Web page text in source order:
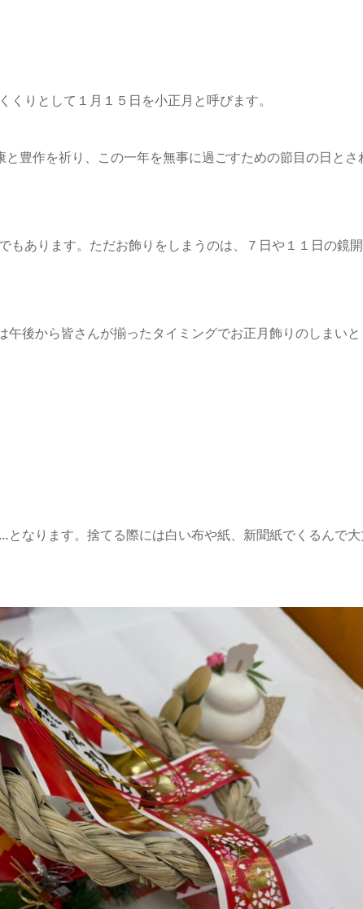
りとして１月１５日を小正月と呼びます。
豊作を祈り、この一年を無事に過ごすための節目の日とさ
もあります。ただお飾りをしまうのは、７日や１１日の鏡
後から皆さんが揃ったタイミングでお正月飾りのしまい
なります。捨てる際には白い布や紙、新聞紙でくるんで